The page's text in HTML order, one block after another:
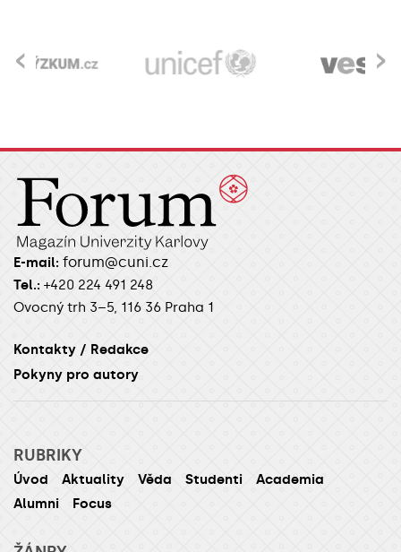
›
‹
E-mail: forum@cuni.cz
Tel.: +420 224 491 248
Ovocný trh 3–5, 116 36 Praha 1
Kontakty / Redakce
Pokyny pro autory
RUBRIKY
Úvod Aktuality Věda Studenti
Academia
Alumni
Focus